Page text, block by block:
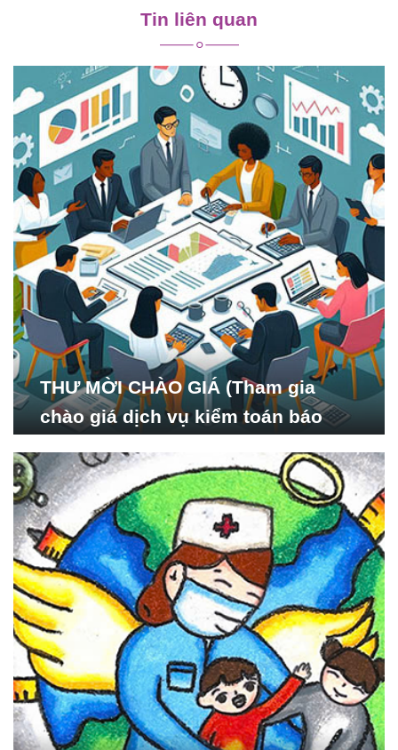
viết
Tin liên quan
THƯ MỜI CHÀO GIÁ (Tham gia
chào giá dịch vụ kiểm toán báo
Nghiên cứu Phát triển Xã
hội_ISDS)